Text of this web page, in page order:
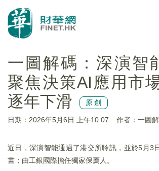
一圖解碼：深演智
聚焦決策AI應用市
逐年下滑
原創
日期：2026年5月6日 上午10:07 作者：一圖
近日，深演智能通過了港交所聆訊，並於5月3
書；由工銀國際擔任獨家保薦人。